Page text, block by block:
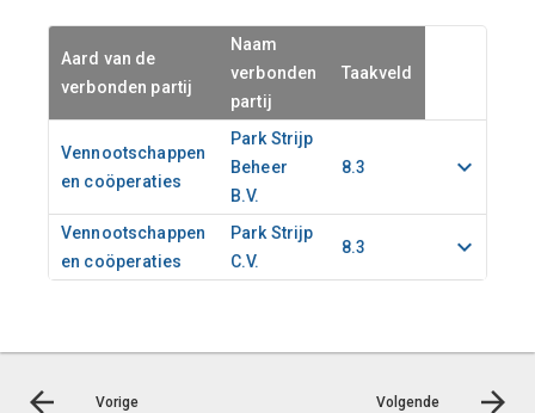
Aard van de
verbonden partij
Naam
verbonden
partij
Taakveld
Vennootschappen
en coöperaties
Park Strijp
Beheer
B.V.
8.3
Vennootschappen
en coöperaties
Park Strijp
C.V.
8.3
Vorige Volgende